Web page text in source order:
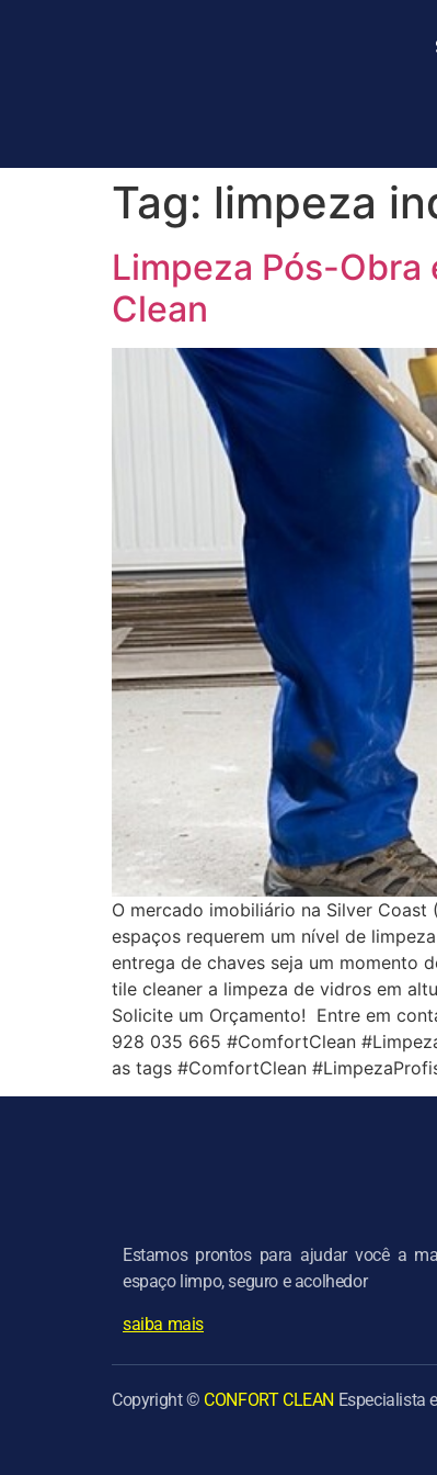
Tag: limpeza
Limpeza Pós-Obra
Clean
O mercado imobiliário na Silver
espaços requerem um nível de
entrega de chaves seja um momento
tile cleaner a limpeza de vidros em
Solicite um Orçamento! Entre em
928 035 665 #ComfortClean
as tags #ComfortClean
Estamos prontos para ajudar você a
espaço limpo, seguro e acolhedor
saiba mais
Copyright © CONFORT CLEAN Especialista